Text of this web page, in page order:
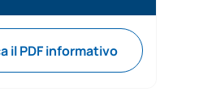
il PDF informativo